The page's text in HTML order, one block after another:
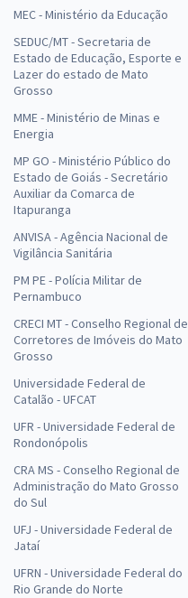
MEC - Ministério da Educação
SEDUC/MT - Secretaria de
Estado de Educação, Esporte e
Lazer do estado de Mato
Grosso
MME - Ministério de Minas e
Energia
MP GO - Ministério Público do
Estado de Goiás - Secretário
Auxiliar da Comarca de
Itapuranga
ANVISA - Agência Nacional de
Vigilância Sanitária
PM PE - Polícia Militar de
Pernambuco
CRECI MT - Conselho Regional de
Corretores de Imóveis do Mato
Grosso
Universidade Federal de
Catalão - UFCAT
UFR - Universidade Federal de
Rondonópolis
CRA MS - Conselho Regional de
Administração do Mato Grosso
do Sul
UFJ - Universidade Federal de
Jataí
UFRN - Universidade Federal do
Rio Grande do Norte